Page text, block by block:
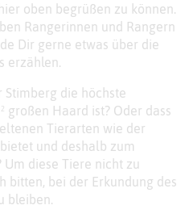
oben begrüßen zu können.
Rangerinnen und Rangern
Dir gerne etwas über die
erzählen.
Stimberg die höchste
großen Haard ist? Oder dass
Tierarten wie der
und deshalb zum
diese Tiere nicht zu
bitten, bei der Erkundung des
bleiben.